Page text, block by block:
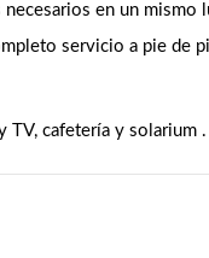
en un mismo
servicio a pie de
TV, cafetería y solarium .